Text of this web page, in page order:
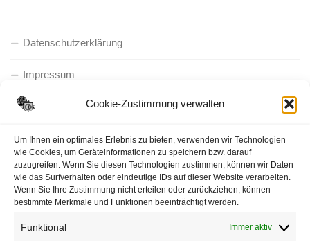
Cookie-Zustimmung verwalten
Um Ihnen ein optimales Erlebnis zu bieten, verwenden wir Technologien
wie Cookies, um Geräteinformationen zu speichern bzw. darauf
zuzugreifen. Wenn Sie diesen Technologien zustimmen, können wir Daten
wie das Surfverhalten oder eindeutige IDs auf dieser Website verarbeiten.
Wenn Sie Ihre Zustimmung nicht erteilen oder zurückziehen, können
bestimmte Merkmale und Funktionen beeinträchtigt werden.
Funktional Immer aktiv
Datenschutzerklärung
Impressum
Cookie-Richtlinie (EU)